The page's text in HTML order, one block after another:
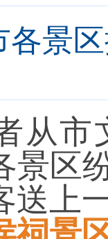
各景
从
景区
送上